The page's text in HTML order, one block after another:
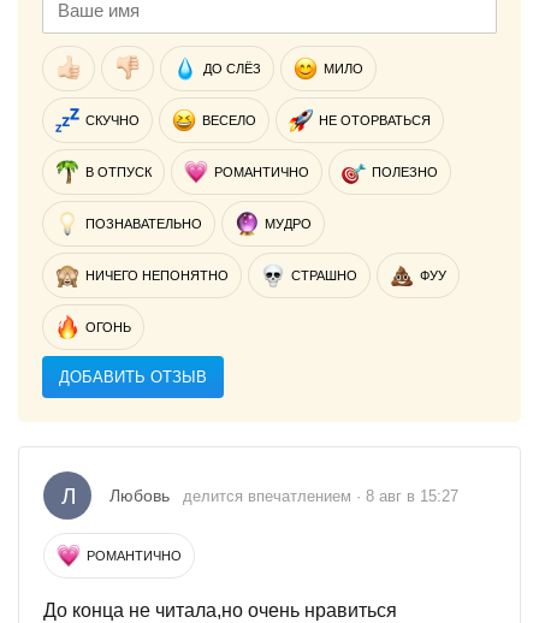
ДО СЛЁЗ МИЛО
СКУЧНО ВЕСЕЛО НЕ ОТОРВАТЬСЯ
В ОТПУСК РОМАНТИЧНО ПОЛЕЗНО
ПОЗНАВАТЕЛЬНО МУДРО
НИЧЕГО НЕПОНЯТНО СТРАШНО ФУУ
ОГОНЬ
ДОБАВИТЬ ОТЗЫВ
Л Любовь делится впечатлением · 8 авг в 15:27
РОМАНТИЧНО
До конца не читала,но очень нравиться